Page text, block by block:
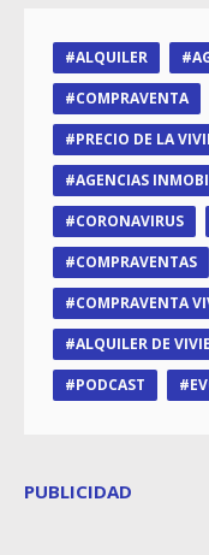
ALQUILER
COMPRAVENTA
PRECIO DE LA
AGENCIAS
CORONAVIRUS
COMPRAVENTAS
COMPRAVENTA
ALQUILER DE
PODCAST
PUBLICIDAD